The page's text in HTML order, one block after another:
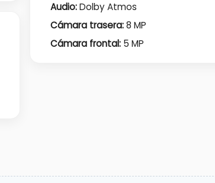
Audio:Dolby Atmos
Cámara trasera:8 MP
Cámara frontal: 5 MP